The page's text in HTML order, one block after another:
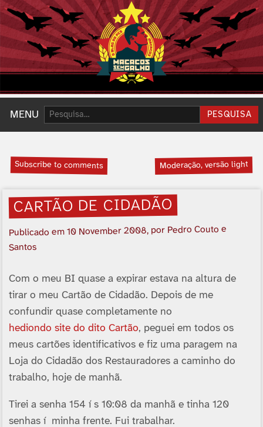
MENU Pesquisar: PESQUISA
Subscribe to comments Moderação, versão light
CARTÃO DE CIDADÃO
Publicado em 10 November 2008, por Pedro Couto e
Santos
Com o meu BI quase a expirar estava na altura de
tirar o meu Cartão de Cidadão. Depois de me
confundir quase completamente no
hediondo site do dito Cartão, peguei em todos os
meus cartões identificativos e fiz uma paragem na
Loja do Cidadão dos Restauradores a caminho do
trabalho, hoje de manhã.
Tirei a senha 154 í s 10:08 da manhã e tinha 120
senhas í minha frente. Fui trabalhar.